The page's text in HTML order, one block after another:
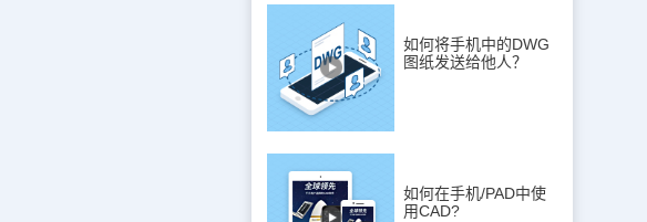
如何将手机中的DWG
图纸发送给他人？
如何在手机/PAD中使
用CAD?